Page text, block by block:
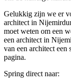
Gelukkig zijn we er
architect in
moet weten om een
een architect in
van een architect een
pagina.
Spring direct naar: